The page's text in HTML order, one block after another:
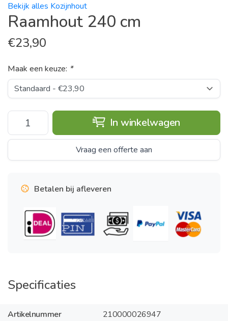
Bekijk alles Kozijnhout
Raamhout 240 cm
€23,90
Maak een keuze: *
In winkelwagen
Vraag een offerte aan
Betalen bij afleveren
Specificaties
Artikelnummer
210000026947